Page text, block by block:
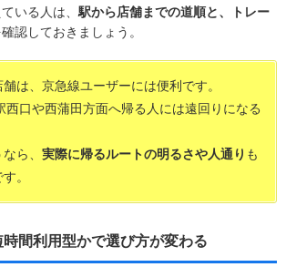
いる人は、 駅から店舗までの道順と、トレー
認しておきましょう。
は、京急線ユーザーには便利です。
西口や西蒲田方面へ帰る人には遠回りになる
ら、 実際に帰るルートの明るさや人通り も
。
間利用型かで選び方が変わる